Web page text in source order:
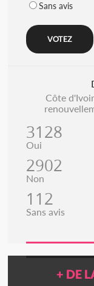
Sans avis
Côte
3128
Oui
2902
Non
112
Sans avis
+ DE